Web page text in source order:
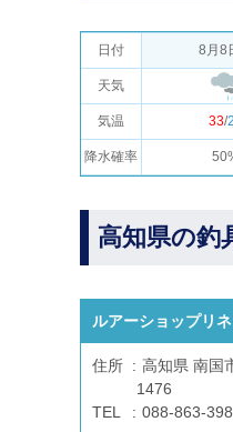
日付
天気
気温
降水確率
8月8
33/
高知県の釣
ルアーショップリ
住所
高知県 南国
1476
TEL
088-863-